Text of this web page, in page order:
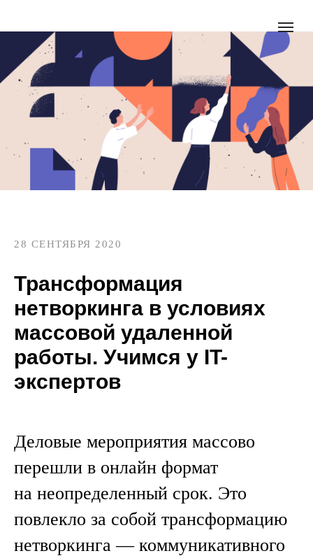
28 СЕНТЯБРЯ 2020
Трансформация
нетворкинга в условиях
массовой удаленной
работы. Учимся у IT-
экспертов
Деловые мероприятия массово
перешли в онлайн­ формат
на неопределенный срок. Это
повлекло за собой трансформацию
нетворкинга — коммуникативного